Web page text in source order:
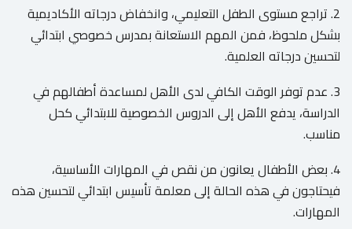
2. تراجع مستوى الطفل التعليمي، وانخفاض درجاته الأكاديمية
بشكل ملحوظ، فمن المهم الاستعانة بمدرس خصوصي ابتدائي
لتحسين درجاته العلمية.
3. عدم توفر الوقت الكافي لدى الأهل لمساعدة أطفالهم في
الدراسة، يدفع الأهل إلى الدروس الخصوصية للابتدائي كحل
مناسب.
4. بعض الأطفال يعانون من نقص في المهارات الأساسية،
فيحتاجون في هذه الحالة إلى معلمة تأسيس ابتدائي لتحسين هذه
المهارات.